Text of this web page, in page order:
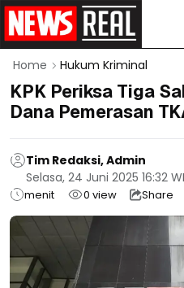
Home Hukum Kriminal
KPK Periksa Tiga
Dana Pemerasan
Tim Redaksi, Admin
Selasa, 24 Juni 2025 16:32
menit 0 view Share